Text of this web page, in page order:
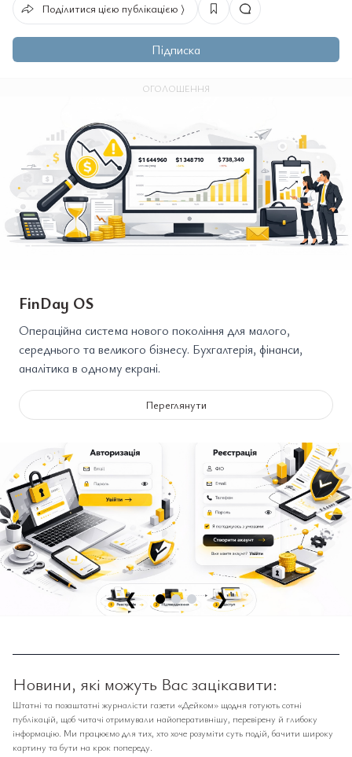
Поділитися цією публікацією ⟩
Підписка
ОГОЛОШЕННЯ
FinDay OS
Операційна система нового покоління для малого,
середнього та великого бізнесу. Бухгалтерія, фінанси,
аналітика в одному екрані.
Переглянути
❮ ❯
Новини, які можуть Вас зацікавити:
Штатні та позаштатні журналісти газети «Дейком» щодня готують сотні
публікацій, щоб читачі отримували найоперативнішу, перевірену й глибоку
інформацію. Ми працюємо для тих, хто хоче розуміти суть подій, бачити широку
картину та бути на крок попереду.